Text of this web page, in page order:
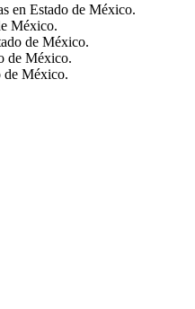
en Estado de México.
México.
de México.
de México.
de México.